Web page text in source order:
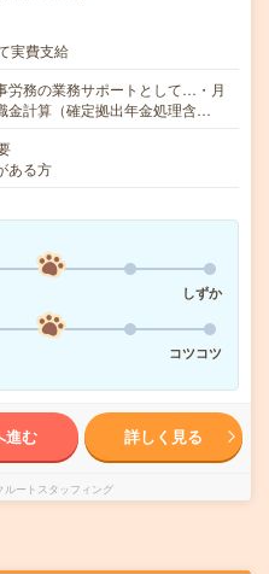
実費支給
労務の業務サポートとして…・月
金計算（確定拠出年金処理含…
ある方
しずか
コツコツ
進む 詳しく見る
ルートスタッフィング